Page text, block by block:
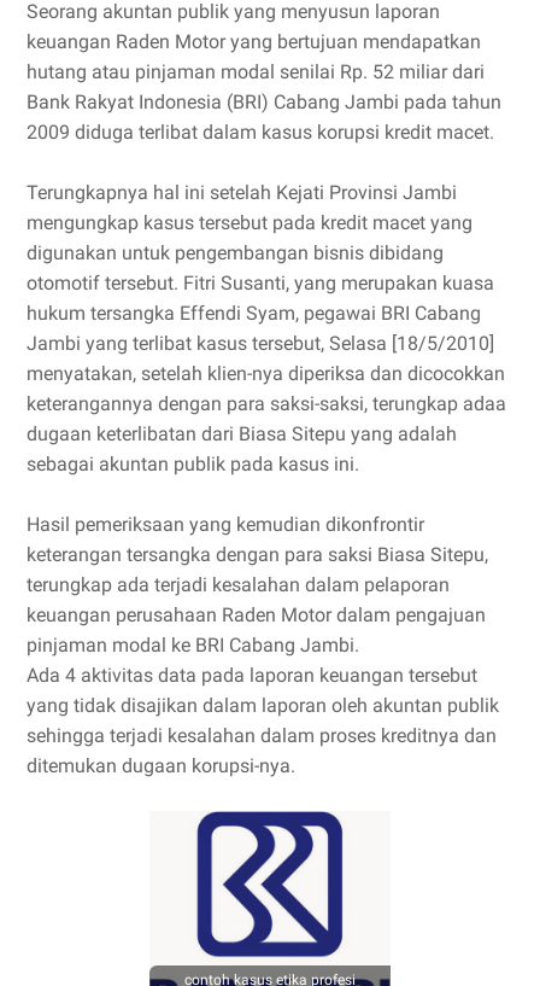
Seorang akuntan publik yang menyusun laporan
keuangan Raden Motor yang bertujuan mendapatkan
hutang atau pinjaman modal senilai Rp. 52 miliar dari
Bank Rakyat Indonesia (BRI) Cabang Jambi pada tahun
2009 diduga terlibat dalam kasus korupsi kredit macet.
Terungkapnya hal ini setelah Kejati Provinsi Jambi
mengungkap kasus tersebut pada kredit macet yang
digunakan untuk pengembangan bisnis dibidang
otomotif tersebut. Fitri Susanti, yang merupakan kuasa
hukum tersangka Effendi Syam, pegawai BRI Cabang
Jambi yang terlibat kasus tersebut, Selasa [18/5/2010]
menyatakan, setelah klien-nya diperiksa dan dicocokkan
keterangannya dengan para saksi-saksi, terungkap adaa
dugaan keterlibatan dari Biasa Sitepu yang adalah
sebagai akuntan publik pada kasus ini.
Hasil pemeriksaan yang kemudian dikonfrontir
keterangan tersangka dengan para saksi Biasa Sitepu,
terungkap ada terjadi kesalahan dalam pelaporan
keuangan perusahaan Raden Motor dalam pengajuan
pinjaman modal ke BRI Cabang Jambi.
Ada 4 aktivitas data pada laporan keuangan tersebut
yang tidak disajikan dalam laporan oleh akuntan publik
sehingga terjadi kesalahan dalam proses kreditnya dan
ditemukan dugaan korupsi-nya.
contoh kasus etika profesi